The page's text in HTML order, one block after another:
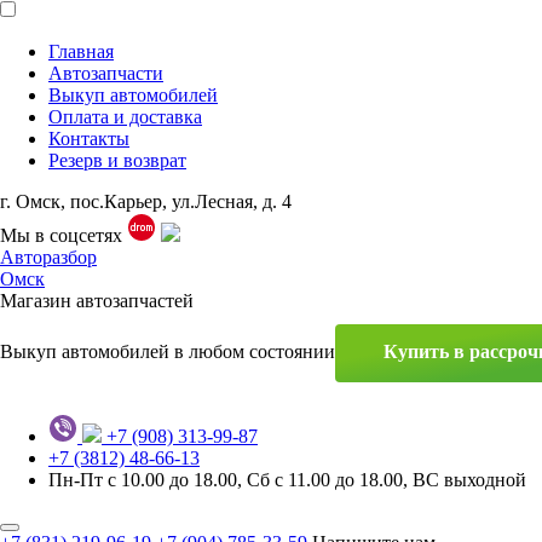
Главная
Автозапчасти
Выкуп автомобилей
Оплата и доставка
Контакты
Резерв и возврат
г. Омск, пос.Карьер, ул.Лесная, д. 4
Мы в соцсетях
Авторазбор
Омск
Магазин автозапчастей
Выкуп автомобилей в любом состоянии Купить в
+7 (908) 313-99-87
+7 (3812) 48-66-13
Пн-Пт с 10.00 до 18.00, Сб с 11.00 до 18.00, ВС выходной